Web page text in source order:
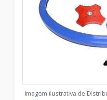
Imagem ilustrativa de